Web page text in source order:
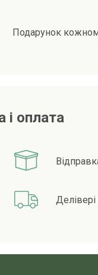
Подарунок
і оплата